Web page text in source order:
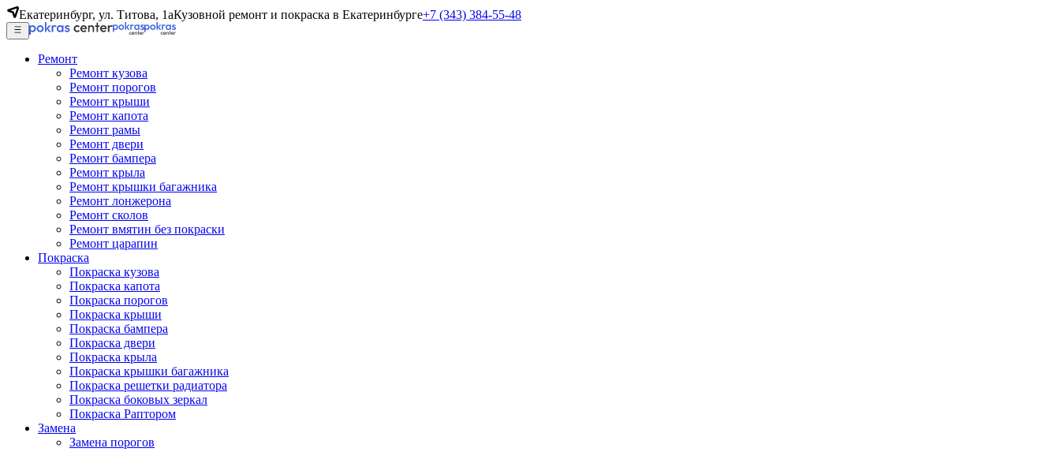
Екатеринбург, ул. Титова, 1аКузовной ремонт и покраска в Екатеринбурге+7 (343) 384-55-48
Ремонт
Ремонт кузова
Ремонт порогов
Ремонт крыши
Ремонт капота
Ремонт рамы
Ремонт двери
Ремонт бампера
Ремонт крыла
Ремонт крышки багажника
Ремонт лонжерона
Ремонт сколов
Ремонт вмятин без покраски
Ремонт царапин
Покраска
Покраска кузова
Покраска капота
Покраска порогов
Покраска крыши
Покраска бампера
Покраска двери
Покраска крыла
Покраска крышки багажника
Покраска решетки радиатора
Покраска боковых зеркал
Покраска Раптором
Замена
Замена порогов